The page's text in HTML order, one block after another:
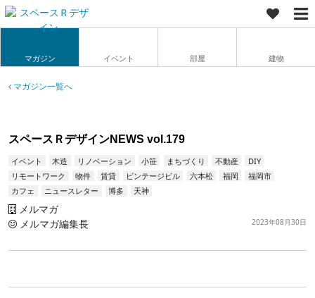
マガジン イベント 部屋 建物
マガジン一覧へ
スペースＲデザインNEWS vol.179
イベント 木造 リノベーション 小笹 まちづくり 不動産
DIY
リモートワーク
物件 賃貸 ビンテージビル 六本松 福岡
福岡市
カフェ
ニュースレター 博多 天神
メルマガ
メルマガ編集長
2023年08月30日